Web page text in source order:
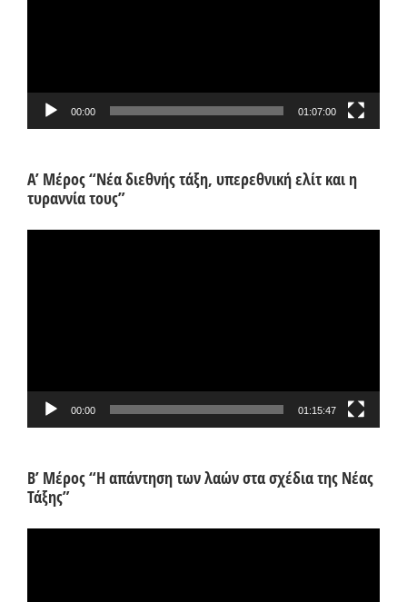
00:00 01:07:00
Α’ Μέρος “Νέα διεθνής τάξη, υπερεθνική ελίτ και η
τυραννία τους”
00:00 01:15:47
Β’ Μέρος “Η απάντηση των λαών στα σχέδια της Νέας
Τάξης”